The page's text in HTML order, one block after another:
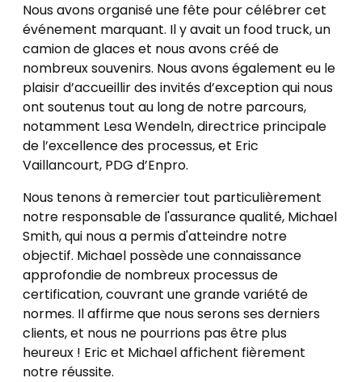
Nous avons organisé une fête pour célébrer cet
événement marquant. Il y avait un food truck, un
camion de glaces et nous avons créé de
nombreux souvenirs. Nous avons également eu le
plaisir d’accueillir des invités d’exception qui nous
ont soutenus tout au long de notre parcours,
notamment Lesa Wendeln, directrice principale
de l’excellence des processus, et Eric
Vaillancourt, PDG d’Enpro.
Nous tenons à remercier tout particulièrement
notre responsable de l'assurance qualité, Michael
Smith, qui nous a permis d'atteindre notre
objectif. Michael possède une connaissance
approfondie de nombreux processus de
certification, couvrant une grande variété de
normes. Il affirme que nous serons ses derniers
clients, et nous ne pourrions pas être plus
heureux ! Eric et Michael affichent fièrement
notre réussite.